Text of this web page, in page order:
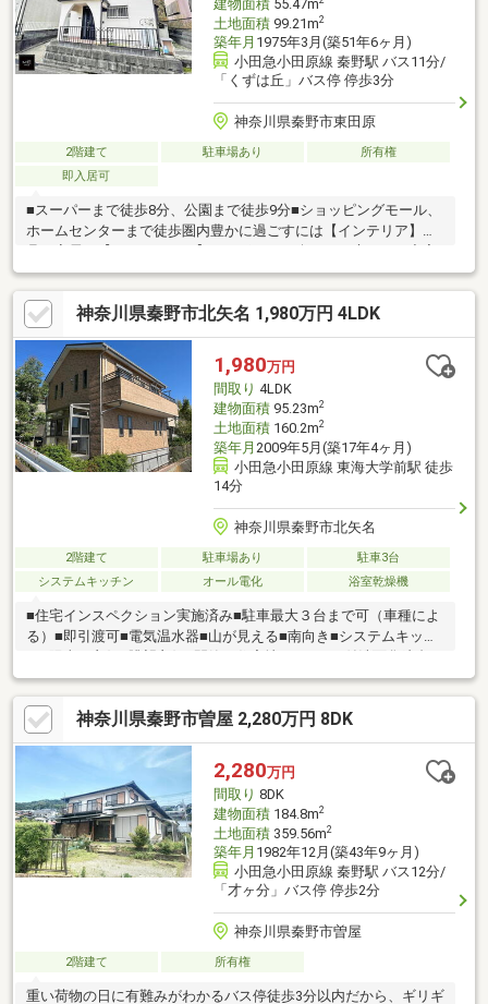
建物面積55.47m
土地面積99.21m2
築年月 1975年3月(築51年6ヶ月)
小田急小田原線 秦野駅 バス11分/
「くずは丘」バス停 停歩3分
神奈川県秦野市東田原
2階建て 駐車場あり
所有権
即入居可
■スーパーまで徒歩8分、公園まで徒歩9分■ショッピングモール、
ホームセンターまで徒歩圏内豊かに過ごすには【インテリア】家
度で変わってきます。これらを一括で購入でき、その代金を住宅
ローンに組み込むことが可能なサービス、それがやどかリッチで
す。※東京MXテレビ「カンニング竹山のイチバン研究所」２０２
３年７月１日放送
神奈川県秦野市北矢名 1,980万円 4LDK
1,980万円
間取り 4LDK
建物面積95.23m2
土地面積160.2m2
築年月 2009年5月(築17年4ヶ月)
小田急小田原線 東海大学前駅 徒歩
14分
神奈川県秦野市北矢名
2階建て 駐車場あり
駐車3台
システムキッチン
オール電化 浴室乾燥機
■住宅インスペクション実施済み■駐車最大３台まで可（車種によ
る）■即引渡可■電気温水器■山が見える■南向き■システムキッチ
ン■陽当り良好■眺望良好■閑静な住宅地■シャワー付洗面化粧台■
対面式キッチン■トイレ２ヶ所■南面バルコニー■温水洗浄便座■浴
室に窓■ＴＶモニタ付インターホン■緑豊かな住宅地■眺望良好■ウ
ォークインクローゼット■高台に立地■周辺交通量少なめ■オール
電化■トップライト■カーポート付■LDKにロフト付■4ＬＤＫ
神奈川県秦野市曽屋 2,280万円 8DK
2,280万円
間取り 8DK
建物面積184.8m2
土地面積359.56m2
築年月 1982年12月(築43年9ヶ月)
小田急小田原線 秦野駅 バス12分/
「才ヶ分」バス停 停歩2分
神奈川県秦野市曽屋
2階建て 所有権
重い荷物の日に有難みがわかるバス停徒歩3分以内だから、ギリギ